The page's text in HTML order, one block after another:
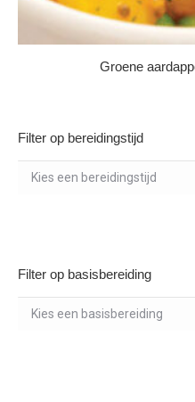
Groene
Filter op bereidingstijd
Filter op basisbereiding